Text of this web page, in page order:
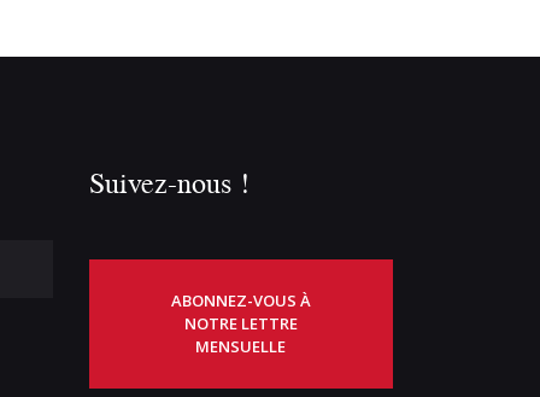
Suivez-nous !
ABONNEZ-VOUS À
NOTRE LETTRE
MENSUELLE